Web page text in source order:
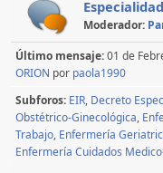
Moderador:
Último mensaje:01 de
ORION por paola1990
Subforos EIR Decreto
Obstétrico-Ginecológica
Trabajo Enfermería
Enfermería Cuidados